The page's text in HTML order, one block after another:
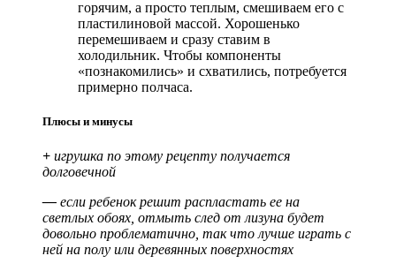
горячим, а просто теплым, смешиваем его с
пластилиновой массой. Хорошенько
перемешиваем и сразу ставим в
холодильник. Чтобы компоненты
«познакомились» и схватились, потребуется
примерно полчаса.
Плюсы и минусы
+ игрушка по этому рецепту получается
долговечной
— если ребенок решит распластать ее на
светлых обоях, отмыть след от лизуна будет
довольно проблематично, так что лучше играть с
ней на полу или деревянных поверхностях